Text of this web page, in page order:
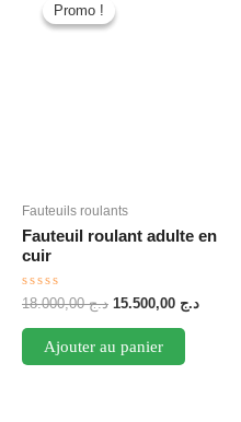
Promo !
Promo !
Fauteuils roulants
Fauteuil roulant adulte en
cuir
Note
sur
د.ج18.000,00
Le
initial
était :
د.جLe
Ajouter au panier